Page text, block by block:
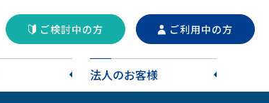
ご検討中の方 ご利用中の方
法人のお客様